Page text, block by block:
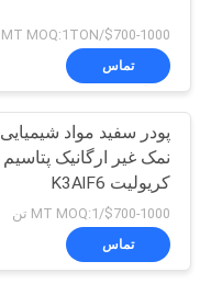
$700-1000/MT MOQ:1TON
تماس
پودر سفید مواد شیمیایی
نمک غیر ارگانیک پتاسیم
کریولیت K3AlF6
$700-1000/MT MOQ:1 تن
تماس